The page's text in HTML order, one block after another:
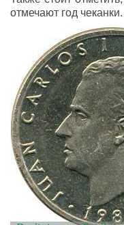
отмечают год чеканки.